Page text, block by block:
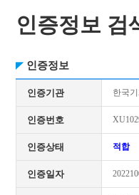
인증정보 검
인증정보
인증기관 한국
인증번호
인증상태 적합
인증일자